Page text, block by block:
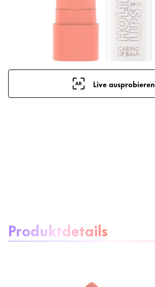
Live ausprobieren
Produktdetails